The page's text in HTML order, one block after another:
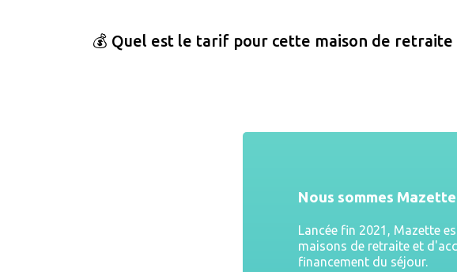
💰 Quel est le tarif pour cette maison de retraite
Nous sommes Mazette
Lancée fin 2021, Mazette
maisons de retraite et
financement du séjour.